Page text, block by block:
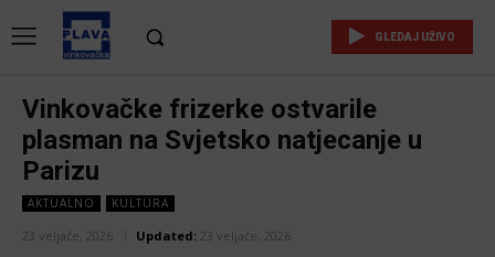
GLEDAJ UŽIVO
Vinkovačke frizerke ostvarile
plasman na Svjetsko natjecanje u
Parizu
AKTUALNO KULTURA
23 veljače, 2026 Updated: 23 veljače, 2026